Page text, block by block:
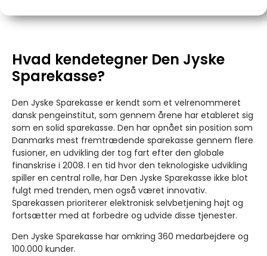
Hvad kendetegner Den Jyske
Sparekasse?
Den Jyske Sparekasse er kendt som et velrenommeret
dansk pengeinstitut, som gennem årene har etableret sig
som en solid sparekasse. Den har opnået sin position som
Danmarks mest fremtrædende sparekasse gennem flere
fusioner, en udvikling der tog fart efter den globale
finanskrise i 2008. I en tid hvor den teknologiske udvikling
spiller en central rolle, har Den Jyske Sparekasse ikke blot
fulgt med trenden, men også været innovativ.
Sparekassen prioriterer elektronisk selvbetjening højt og
fortsætter med at forbedre og udvide disse tjenester.
Den Jyske Sparekasse har omkring 360 medarbejdere og
100.000 kunder.